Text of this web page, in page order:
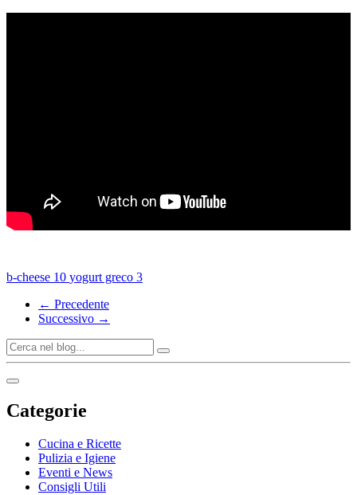
b-cheese 10 yogurt greco 3
← Precedente
Successivo →
Categorie
Cucina e Ricette
Pulizia e Igiene
Eventi e News
Consigli Utili